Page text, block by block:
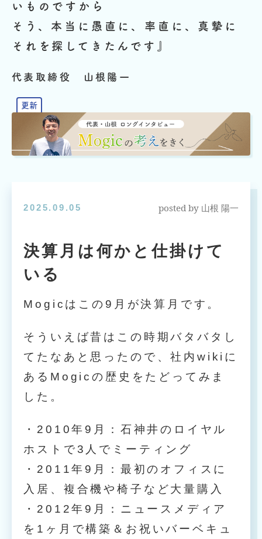
いものですから
そう、本当に愚直に、率直に、真摯に
それを探してきたんです』
代表取締役 山根陽一
2025.09.05 posted by 山根 陽一
決算月は何かと仕掛けて
いる
Mogicはこの9月が決算月です。
そういえば昔はこの時期バタバタし
てたなあと思ったので、社内wikiに
あるMogicの歴史をたどってみま
した。
・2010年9月：石神井のロイヤル
ホストで3人でミーティング
・2011年9月：最初のオフィスに
入居、複合機や椅子など大量購入
・2012年9月：ニュースメディア
を1ヶ月で構築＆お祝いバーベキュ